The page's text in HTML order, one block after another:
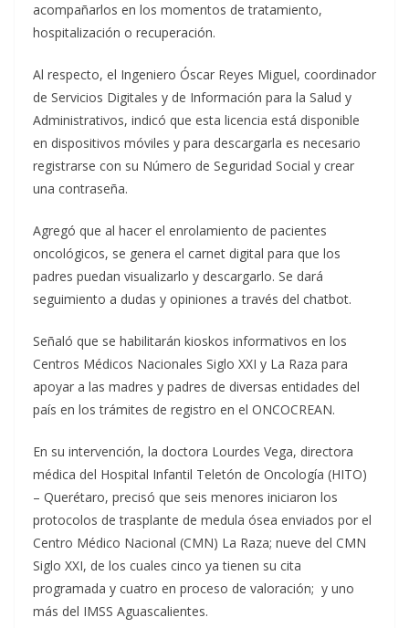
acompañarlos en los momentos de tratamiento,
hospitalización o recuperación.
Al respecto, el Ingeniero Óscar Reyes Miguel, coordinador
de Servicios Digitales y de Información para la Salud y
Administrativos, indicó que esta licencia está disponible
en dispositivos móviles y para descargarla es necesario
registrarse con su Número de Seguridad Social y crear
una contraseña.
Agregó que al hacer el enrolamiento de pacientes
oncológicos, se genera el carnet digital para que los
padres puedan visualizarlo y descargarlo. Se dará
seguimiento a dudas y opiniones a través del chatbot.
Señaló que se habilitarán kioskos informativos en los
Centros Médicos Nacionales Siglo XXI y La Raza para
apoyar a las madres y padres de diversas entidades del
país en los trámites de registro en el ONCOCREAN.
En su intervención, la doctora Lourdes Vega, directora
médica del Hospital Infantil Teletón de Oncología (HITO)
– Querétaro, precisó que seis menores iniciaron los
protocolos de trasplante de medula ósea enviados por el
Centro Médico Nacional (CMN) La Raza; nueve del CMN
Siglo XXI, de los cuales cinco ya tienen su cita
programada y cuatro en proceso de valoración; y uno
más del IMSS Aguascalientes.